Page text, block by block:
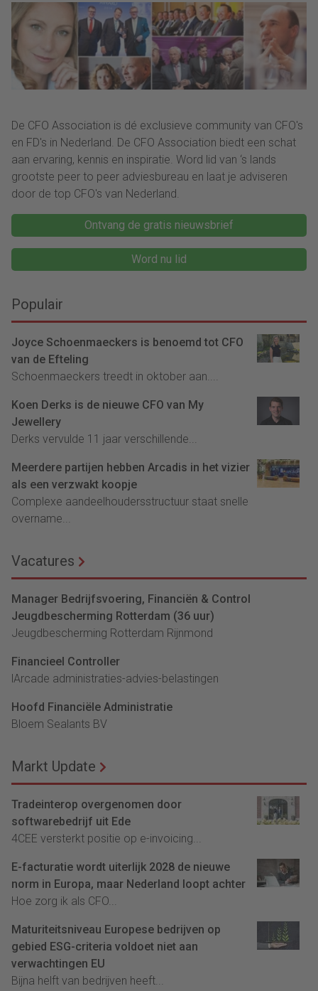
De CFO Association is dé exclusieve community van CFO's
en FD's in Nederland. De CFO Association biedt een schat
aan ervaring, kennis en inspiratie. Word lid van ‘s lands
grootste peer to peer adviesbureau en laat je adviseren
door de top CFO's van Nederland.
Ontvang de gratis nieuwsbrief
Word nu lid
Populair
Joyce Schoenmaeckers is benoemd tot CFO
van de Efteling
Schoenmaeckers treedt in oktober aan....
Koen Derks is de nieuwe CFO van My
Jewellery
Derks vervulde 11 jaar verschillende...
Meerdere partijen hebben Arcadis in het vizier
als een verzwakt koopje
Complexe aandeelhoudersstructuur staat snelle
overname...
Vacatures
Manager Bedrijfsvoering, Financiën & Control
Jeugdbescherming Rotterdam (36 uur)
Jeugdbescherming Rotterdam Rijnmond
Financieel Controller
lArcade administraties-advies-belastingen
Hoofd Financiële Administratie
Bloem Sealants BV
Markt Update
Tradeinterop overgenomen door
softwarebedrijf uit Ede
4CEE versterkt positie op e-invoicing...
E-facturatie wordt uiterlijk 2028 de nieuwe
norm in Europa, maar Nederland loopt achter
Hoe zorg ik als CFO...
Maturiteitsniveau Europese bedrijven op
gebied ESG-criteria voldoet niet aan
verwachtingen EU
Bijna helft van bedrijven heeft...